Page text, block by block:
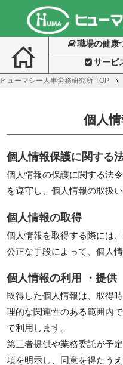
職場の健康
サービ
ヒューマシー人事労務研究所 TOP
個人
個人情報保護に関する
個人情報の保護に関する法
を遵守し、個人情報の取扱
個人情報の取得
個人情報を取得する際には
公正な手段によって、個人
個人情報の利用 ・提供
取得した個人情報は、取得
理的な関連性のある範囲内
て利用します。
第三者提供や業務委託が予
項を明示し、同意を得たうえ